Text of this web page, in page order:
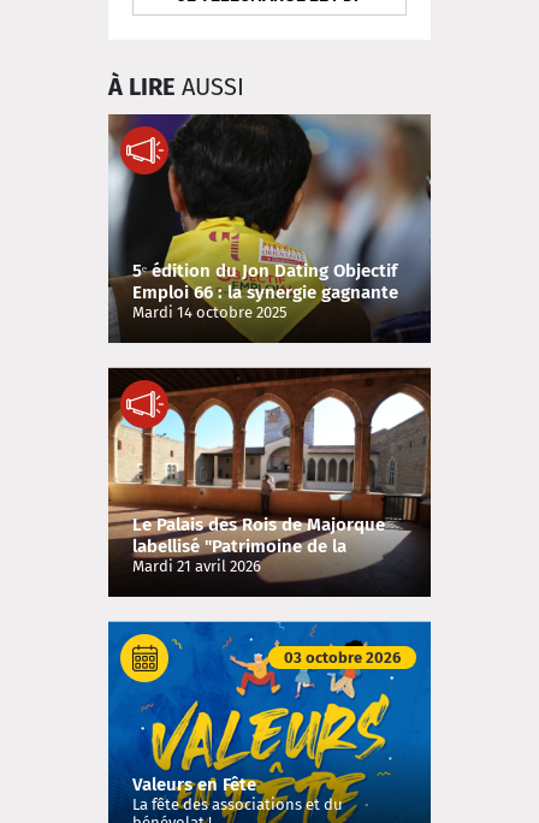
À LIRE AUSSI
5ᵉ édition du Jon Dating Objectif
Emploi 66 : la synergie gagnante
pour le retour à l'emploi !
Mardi 14 octobre 2025
Le Palais des Rois de Majorque
labellisé "Patrimoine de la
Diplomatie"
Mardi 21 avril 2026
03 octobre 2026
Valeurs en Fête
La fête des associations et du